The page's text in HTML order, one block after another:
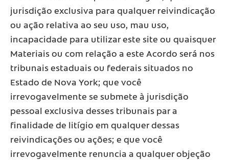
jurisdição exclusiva para qualquer reivindicação
ou ação relativa ao seu uso, mau uso,
incapacidade para utilizar este site ou quaisquer
Materiais ou com relação a este Acordo será nos
tribunais estaduais ou federais situados no
Estado de Nova York; que você
irrevogavelmente se submete à jurisdição
pessoal exclusiva desses tribunais par a
finalidade de litígio em qualquer dessas
reivindicações ou ações; e que você
irrevogavelmente renuncia a qualquer objeção